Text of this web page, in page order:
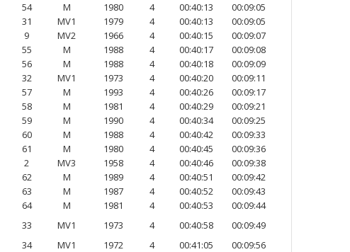
54 M 1980 4 00:40:13
00:09:05
31 MV1 1979 4 00:40:13
00:09:05
9 MV2 1966 4 00:40:15
00:09:07
55 M 1988 4 00:40:17
00:09:08
56 M 1988 4 00:40:18
00:09:09
32 MV1 1973 4 00:40:20
00:09:11
57 M 1993 4 00:40:26
00:09:17
58 M 1981 4 00:40:29
00:09:21
59 M 1990 4 00:40:34
00:09:25
60 M 1988 4 00:40:42
00:09:33
61 M 1980 4 00:40:45
00:09:36
2 MV3 1958 4 00:40:46
00:09:38
62 M 1989 4 00:40:51
00:09:42
63 M 1987 4 00:40:52
00:09:43
64 M 1981 4 00:40:53
00:09:44
33 MV1 1973 4 00:40:58
00:09:49
34 MV1 1972 4 00:41:05
00:09:56